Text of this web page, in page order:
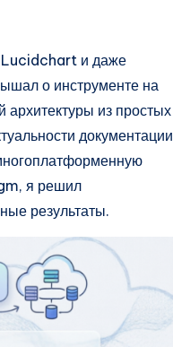
Lucidchart и даже
о инструменте на
из простых
документации
я решил
результаты.